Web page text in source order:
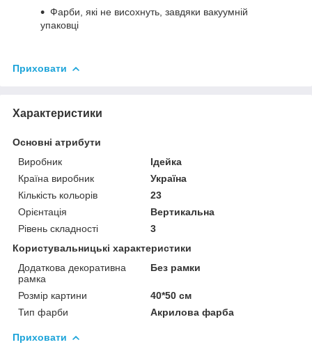
Фарби, які не висохнуть, завдяки вакуумній
упаковці
Приховати
Характеристики
Основні атрибути
Виробник
Ідейка
Країна виробник
Україна
Кількість кольорів
23
Орієнтація
Вертикальна
Рівень складності
3
Користувальницькі характеристики
Додаткова декоративна
рамка
Без рамки
Розмір картини
40*50 см
Тип фарби
Акрилова фарба
Приховати